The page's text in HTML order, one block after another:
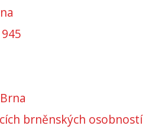
brněnských osobností